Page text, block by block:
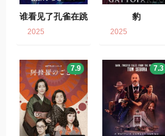
谁看见了孔雀在跳
2025
豹
2025
7.9 7.3